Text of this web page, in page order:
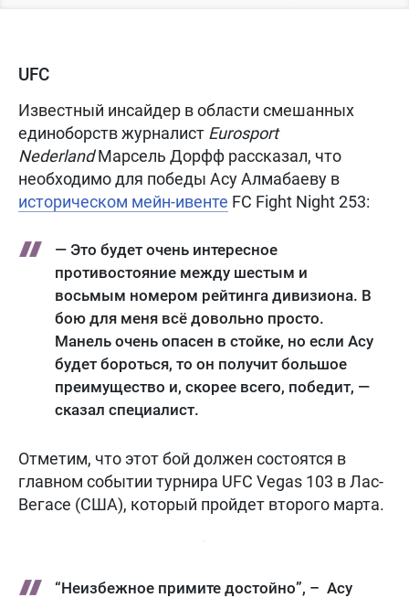
UFC
Известный инсайдер в области смешанных
единоборств журналист Eurosport
NederlandМарсель Дорфф рассказал, что
необходимо для победы Асу Алмабаеву в
историческом мейн-ивенте FC Fight Night 253:
— Это будет очень интересное
противостояние между шестым и
восьмым номером рейтинга дивизиона. В
бою для меня всё довольно просто.
Манель очень опасен в стойке, но если Асу
будет бороться, то он получит большое
преимущество и, скорее всего, победит, —
сказал специалист.
Отметим, что этот бой должен состоятся в
главном событии турнира UFC Vegas 103 в Лас-
Вегасе (США), который пройдет второго марта.
“Неизбежное примите достойно”, – Асу